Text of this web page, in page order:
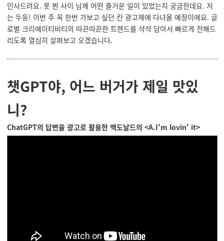
인사드려요. 못 뵌 사이 님께 어떤 즐거운 일이 있었는지 궁금한데요. 저
는 두둥! 이번 주 꼭 한번 가보고 싶던 칸 광고제에 다녀올 예정이에요. 글
로벌 크리에이티비티의 따끈따끈한 트렌드를 샥샥 담아서 빠르게 전해드
리도록 열심히 살펴보고 오겠습니다.
챗GPT야, 어느 버거가 제일 맛있
니?
ChatGPT의 답변을 광고로 활용한 맥도날드의 <A.I'm lovin' it>